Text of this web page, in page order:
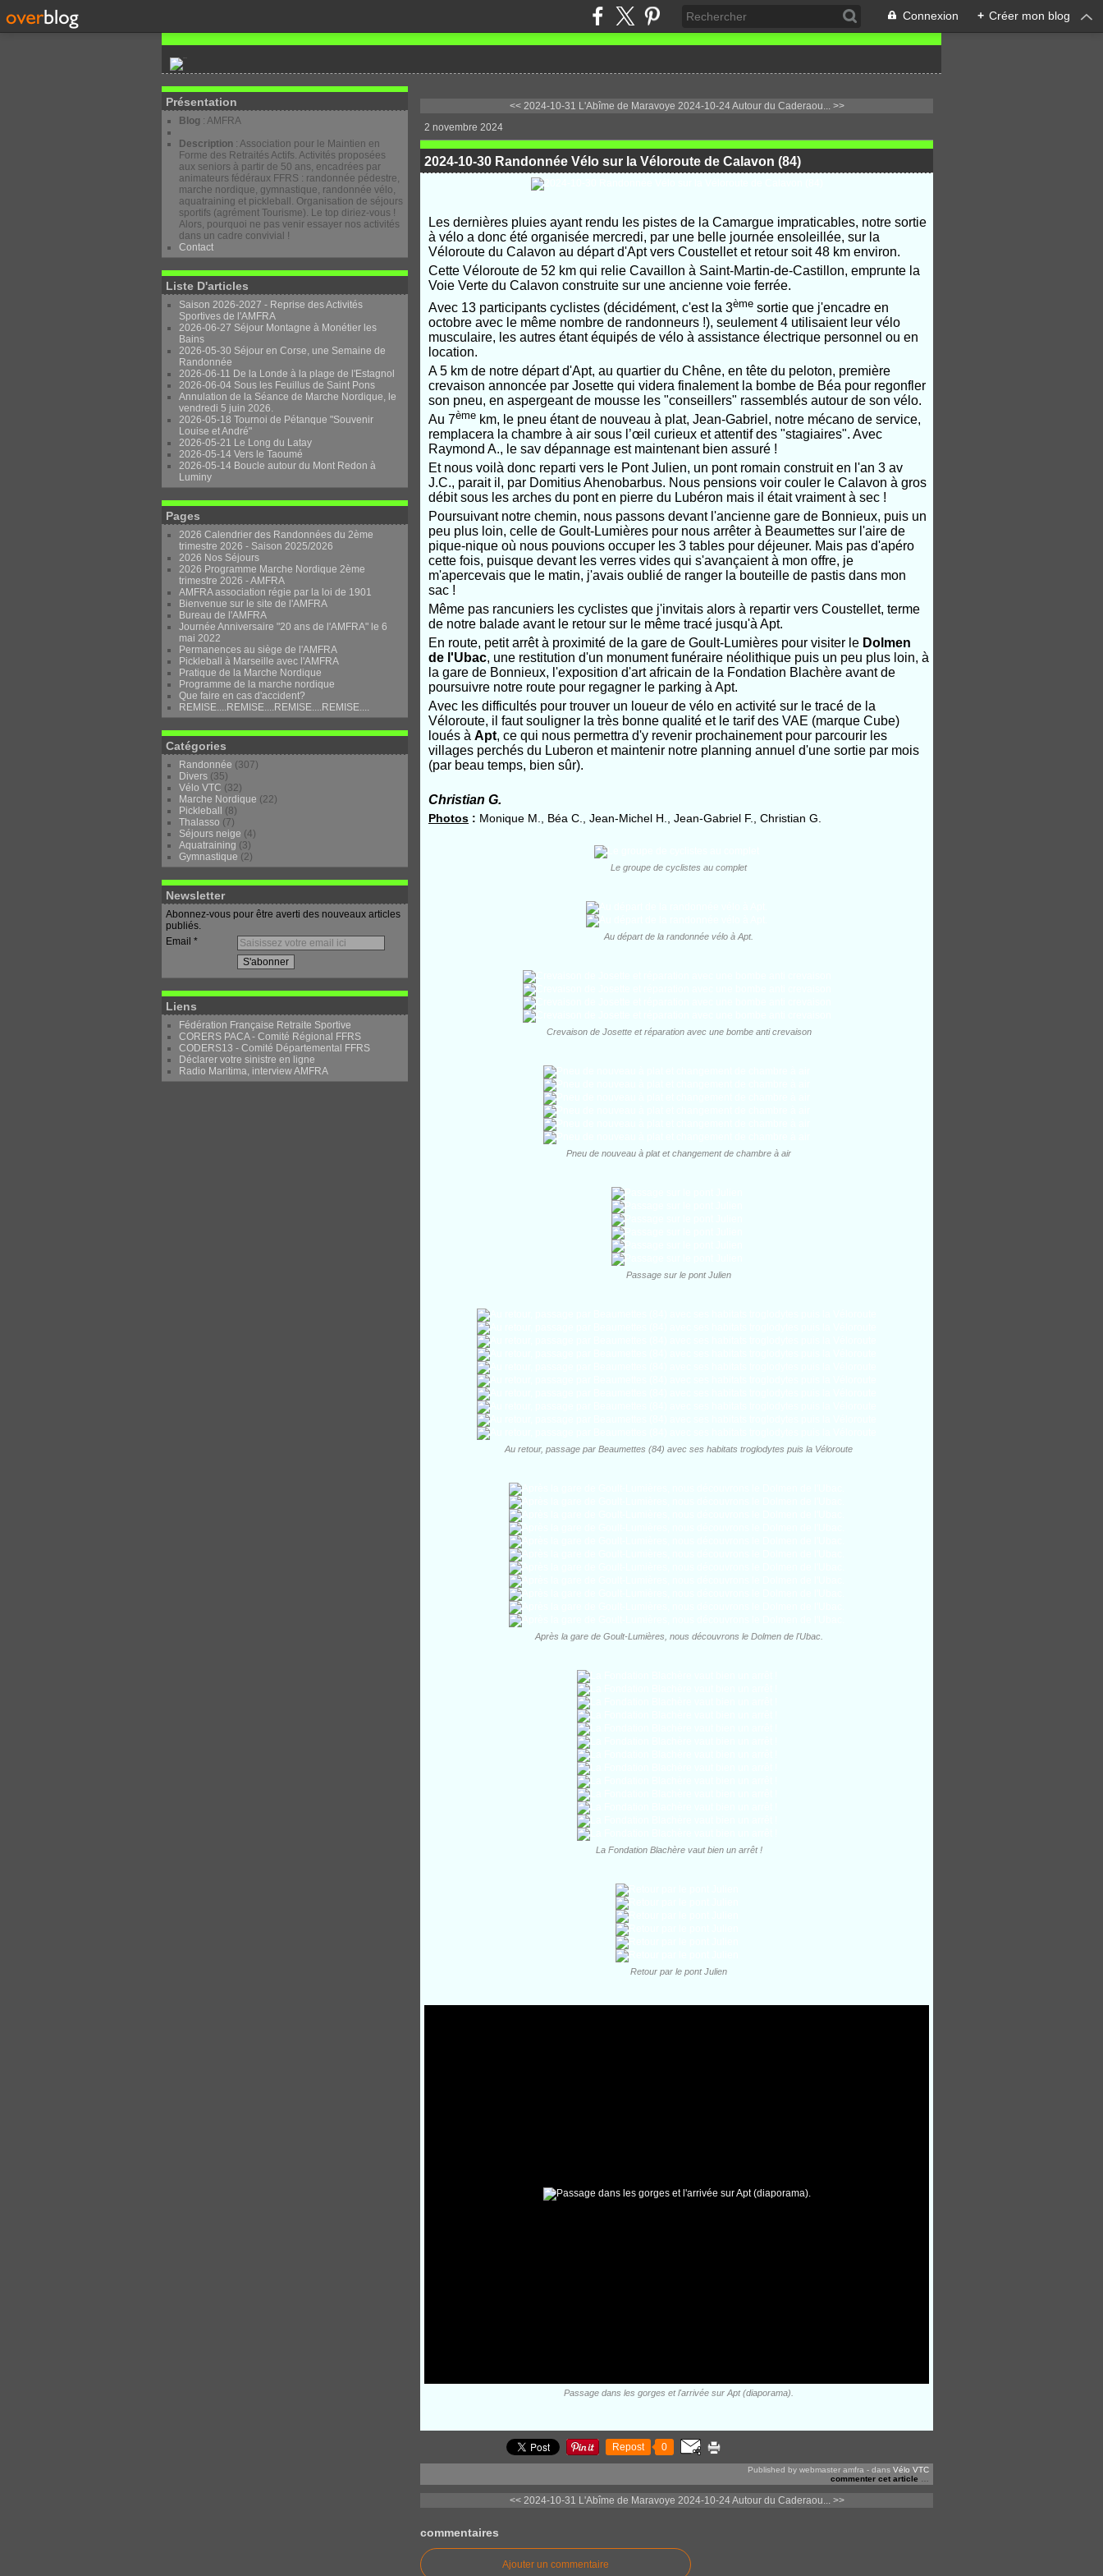
Connexion + Créer mon blog
Présentation
Blog : AMFRA
Description : Association pour le Maintien en
Forme des Retraités Actifs. Activités proposées
aux seniors à partir de 50 ans, encadrées par
animateurs fédéraux FFRS : randonnée pédestre,
marche nordique, gymnastique, randonnée vélo,
aquatraining et pickleball. Organisation de séjours
sportifs (agrément Tourisme). Le top diriez-vous !
Alors, pourquoi ne pas venir essayer nos activités
dans un cadre convivial !
Contact
Liste D'articles
Saison 2026-2027 - Reprise des Activités
Sportives de l'AMFRA
2026-06-27 Séjour Montagne à Monétier les
Bains
2026-05-30 Séjour en Corse, une Semaine de
Randonnée
2026-06-11 De la Londe à la plage de l'Estagnol
2026-06-04 Sous les Feuillus de Saint Pons
Annulation de la Séance de Marche Nordique, le
vendredi 5 juin 2026.
2026-05-18 Tournoi de Pétanque "Souvenir
Louise et André"
2026-05-21 Le Long du Latay
2026-05-14 Vers le Taoumé
2026-05-14 Boucle autour du Mont Redon à
Luminy
Pages
2026 Calendrier des Randonnées du 2ème
trimestre 2026 - Saison 2025/2026
2026 Nos Séjours
2026 Programme Marche Nordique 2ème
trimestre 2026 - AMFRA
AMFRA association régie par la loi de 1901
Bienvenue sur le site de l'AMFRA
Bureau de l'AMFRA
Journée Anniversaire "20 ans de l'AMFRA" le 6
mai 2022
Permanences au siège de l'AMFRA
Pickleball à Marseille avec l'AMFRA
Pratique de la Marche Nordique
Programme de la marche nordique
Que faire en cas d'accident?
REMISE....REMISE....REMISE....REMISE....
Catégories
Randonnée (307)
Divers (35)
Vélo VTC (32)
Marche Nordique (22)
Pickleball
(8)
Thalasso (7)
Séjours neige (4)
Aquatraining (3)
Gymnastique (2)
Newsletter
Abonnez-vous pour être averti des nouveaux articles
publiés.
Email
Liens
Fédération Française Retraite Sportive
CORERS PACA - Comité Régional FFRS
CODERS13 - Comité Départemental FFRS
Déclarer votre sinistre en ligne
Radio Maritima, interview AMFRA
<< 2024-10-31 L'Abîme de Maravoye 2024-10-24 Autour du Caderaou... >>
2 novembre 2024
2024-10-30 Randonnée Vélo sur la Véloroute de Calavon (84)
Les dernières pluies ayant rendu les pistes de la Camargue impraticables, notre sortie
à vélo a donc été organisée mercredi, par une belle journée ensoleillée, sur la
Véloroute du Calavon au départ d'Apt vers Coustellet et retour soit 48 km environ.
Cette Véloroute de 52 km qui relie Cavaillon à Saint-Martin-de-Castillon, emprunte la
Voie Verte du Calavon construite sur une ancienne voie ferrée.
Avec 13 participants cyclistes (décidément, c'est la 3ème sortie que j'encadre en
octobre avec le même nombre de randonneurs !), seulement 4 utilisaient leur vélo
musculaire, les autres étant équipés de vélo à assistance électrique personnel ou en
location.
A 5 km de notre départ d'Apt, au quartier du Chêne, en tête du peloton, première
crevaison annoncée par Josette qui videra finalement la bombe de Béa pour regonfler
son pneu, en aspergeant de mousse les "conseillers" rassemblés autour de son vélo.
Au 7ème km, le pneu étant de nouveau à plat, Jean-Gabriel, notre mécano de service,
remplacera la chambre à air sous l’œil curieux et attentif des "stagiaires". Avec
Raymond A., le sav dépannage est maintenant bien assuré !
Et nous voilà donc reparti vers le Pont Julien, un pont romain construiten l'an 3 av
J.C., parait il, par DomitiusAhenobarbus. Nous pensions voir couler le Calavon à gros
débit sous les arches du pont en pierre du Lubéron mais il était vraiment à sec !
Poursuivant notre chemin, nous passons devant l'ancienne gare de Bonnieux, puis un
peu plus loin, celle de Goult-Lumières pour nous arrêter à Beaumettes sur l'aire de
pique-nique où nous pouvions occuper les 3 tables pour déjeuner. Mais pas d'apéro
cette fois, puisque devant les verres vides qui s'avançaient à mon offre, je
m'apercevais que le matin, j'avais oublié de ranger la bouteille de pastis dans mon
sac !
Même pas rancuniers les cyclistes que j'invitais alors à repartir vers Coustellet, terme
de notre balade avant le retour sur le même tracé jusqu'à Apt.
En route, petit arrêt à proximité de la gare de Goult-Lumières pour visiter le Dolmen
de l'Ubac, une restitution d'un monument funéraire néolithique puis un peu plus loin, à
la gare de Bonnieux, l'exposition d'art africain de la Fondation Blachère avant de
poursuivre notre route pour regagner le parking à Apt.
Avec les difficultés pour trouver un loueur de vélo en activité sur le tracé de la
Véloroute, il faut souligner la très bonne qualité et le tarif des VAE (marque Cube)
loués à Apt, ce qui nous permettra d'y revenir prochainement pour parcourir les
villages perchés du Luberon et maintenir notre planning annuel d'une sortie par mois
(par beau temps, bien sûr).
Christian G.
Photos : Monique M., Béa C., Jean-Michel H., Jean-Gabriel F., Christian G.
Le groupe de cyclistes au complet
Au départ de la randonnée vélo à Apt.
Crevaison de Josette et réparation avec une bombe anti crevaison
Pneu de nouveau à plat et changement de chambre à air
Passage sur le pont Julien
Au retour, passage par Beaumettes (84) avec ses habitats troglodytes puis la Véloroute
Après la gare de Goult-Lumières, nous découvrons le Dolmen de l'Ubac.
La Fondation Blachère vaut bien un arrêt !
Retour par le pont Julien
Passage dans les gorges et l'arrivée sur Apt (diaporama).
Repost 0
Published by webmaster amfra - dans Vélo VTC
commenter cet article
<< 2024-10-31 L'Abîme de Maravoye 2024-10-24 Autour du Caderaou... >>
commentaires
Ajouter un commentaire